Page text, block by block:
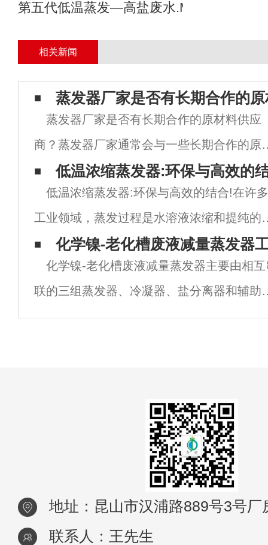
第五代低温蒸发—高盐废水.MVR母液专业
相关新闻
蒸发器厂家是否有长期合作的
蒸发器厂家是否有长期合作的原材料供应
商？蒸发器厂家通常会与一些长期合作的原
料供应商建立稳定的合作关系，以保证生产
程中原材料的质量和供应的稳定性。原材料
应商对蒸发器厂家的生产起着至关重要的作
用，因
低温浓缩蒸发器:环保与高效的
低温浓缩蒸发器:环保与高效的结合!在许多
工业领域，蒸发过程是水溶液浓缩和提纯的
要步骤。传统的蒸发工艺通常采用高温加热
方法，但这种方法能量消耗大且可能破坏某
热敏物质。为了解决这些问题，杰强环保研
化学镍-老化槽废液减量蒸发器
化学镍-老化槽废液减量蒸发器主要由相互
联的三组蒸发器、冷凝器、盐分离器和辅助
备等组成（如图所示）。三组蒸发器以串联
地址：昆山市汉浦路889号3号厂
联系人：王先生